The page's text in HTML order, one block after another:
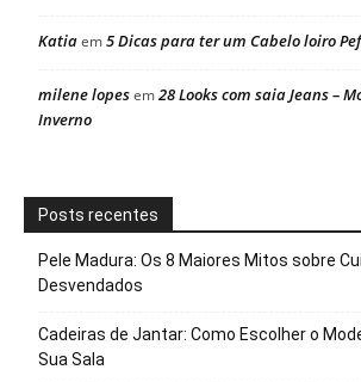
Katiaem5 Dicas para ter um Cabelo loiro
milene lopesem28 Looks com saia Jeans –
Inverno
Posts recentes
Pele Madura: Os 8 Maiores Mitos sobre
Desvendados
Cadeiras de Jantar: Como Escolher o
Sua Sala